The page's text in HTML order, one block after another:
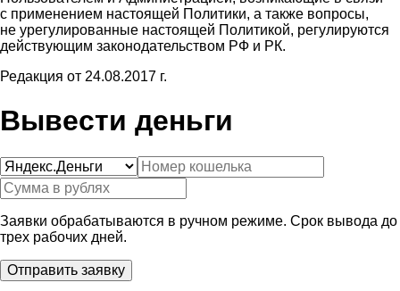
с применением настоящей Политики, а также вопросы,
не урегулированные настоящей Политикой, регулируются
действующим законодательством РФ и РК.
Редакция от 24.08.2017 г.
Вывести деньги
Заявки обрабатываются в ручном режиме. Срок вывода до
трех рабочих дней.